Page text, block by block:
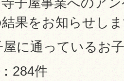
果をお知らせし
屋に通っているお
284件